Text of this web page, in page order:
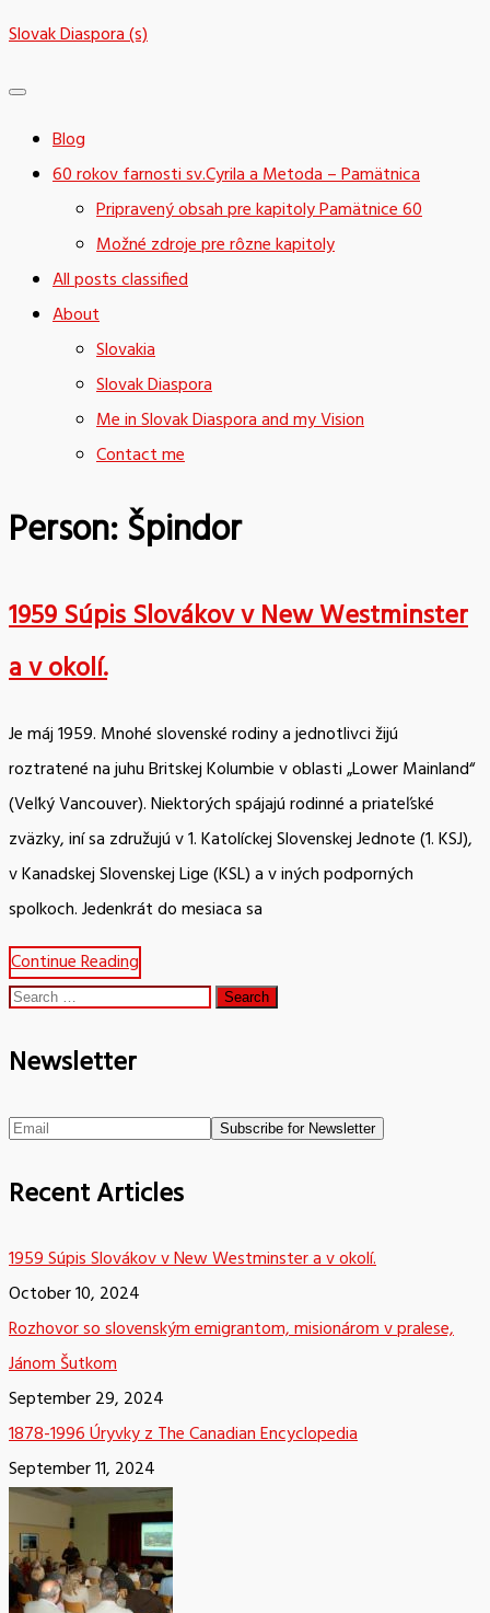
Skip
content
Slovak Diaspora (s)
Blog
60 rokov farnosti sv.Cyrila a Metoda – Pamätnica
Pripravený obsah pre kapitoly Pamätnice 60
Možné zdroje pre rôzne kapitoly
All posts classified
About
Slovakia
Slovak Diaspora
Me in Slovak Diaspora and my Vision
Contact me
Person:Špindor
1959 Súpis Slovákov v New Westminster
a v okolí.
Je máj 1959. Mnohé slovenské rodiny a jednotlivci žijú
roztratené na juhu Britskej Kolumbie v oblasti „Lower Mainland“
(Veľký Vancouver). Niektorých spájajú rodinné a priateľské
zväzky, iní sa združujú v 1. Katolíckej Slovenskej Jednote (1. KSJ),
v Kanadskej Slovenskej Lige (KSL) a v iných podporných
spolkoch. Jedenkrát do mesiaca sa
Continue Reading
Search
Newsletter
Recent Articles
1959 Súpis Slovákov v New Westminster a v okolí.
October 10, 2024
Rozhovor so slovenským emigrantom, misionárom v pralese,
Jánom Šutkom
September 29, 2024
1878-1996 Úryvky z The Canadian Encyclopedia
September 11, 2024